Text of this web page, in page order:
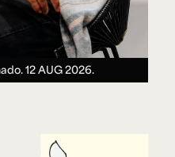
12 AUG 2026.